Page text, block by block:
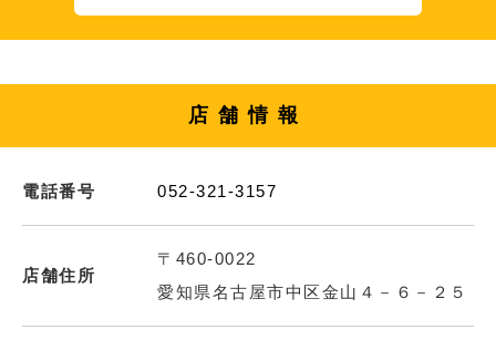
店舗情報
電話番号 052-321-3157
店舗住所
〒460-0022
愛知県名古屋市中区金山４－６－２５